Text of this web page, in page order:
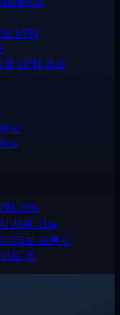
VPN
콜 VPN 패널
널
널
서버
사용 가능
티브 프록시
드 앱